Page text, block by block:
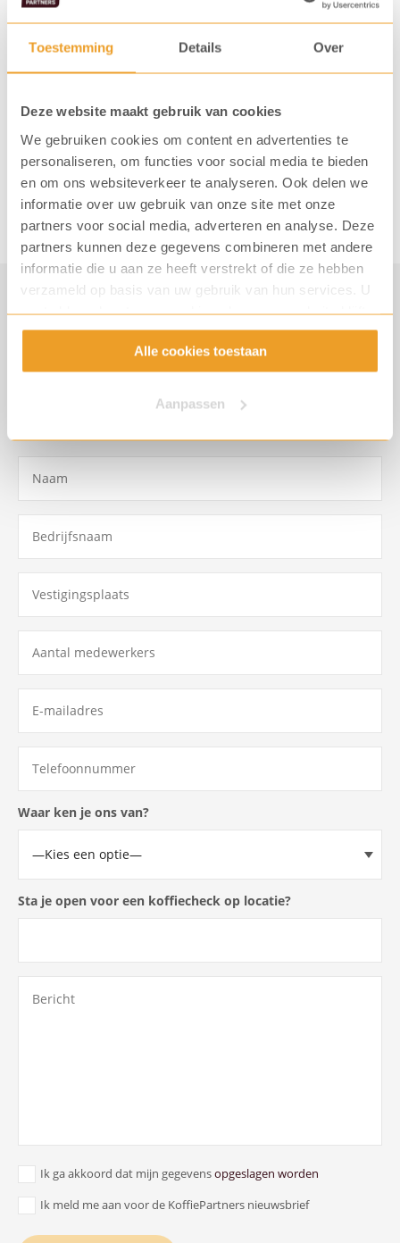
Toestemming Details Over
Deze website maakt gebruik van cookies
We gebruiken cookies om content en advertenties te
personaliseren, om functies voor social media te bieden
en om ons websiteverkeer te analyseren. Ook delen we
informatie over uw gebruik van onze site met onze
partners voor social media, adverteren en analyse. Deze
partners kunnen deze gegevens combineren met andere
informatie die u aan ze heeft verstrekt of die ze hebben
verzameld op basis van uw gebruik van hun services. U
gaat akkoord met onze cookies als u onze website blijft
gebruiken.
Alle cookies toestaan
Aanpassen
een vending machine. Bijvoorbeeld blikjes Coca-Cola,
blauw. De producten worden viaonze eigen
bezorgservicebezorgd tot in je keukenkastje.
Bestel ingrediënten in onze webshop
Advies op maat
Heb je interesse in het huren of kopen van een
Waar ken je ons van?
Sta je open voor een koffiecheck op locatie?
Ik ga akkoord dat mijn gegevensopgeslagen worden
Ik meld me aan voor de KoffiePartners nieuwsbrief